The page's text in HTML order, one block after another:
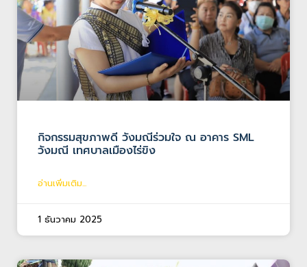
กิจกรรมสุขภาพดี วังมณีร่วมใจ ณ อาคาร SML
วังมณี เทศบาลเมืองไร่ขิง
อ่านเพิ่มเติม...
1 ธันวาคม 2025